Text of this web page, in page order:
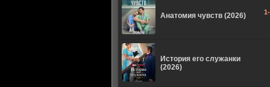
Анатомия чувств (2026)
История его служанки
(2026)